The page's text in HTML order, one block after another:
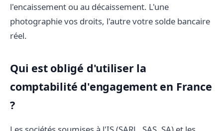
l'encaissement ou au décaissement. L'une
photographie vos droits, l'autre votre solde bancaire
réel.
Qui est obligé d'utiliser la
comptabilité d'engagement en France
?